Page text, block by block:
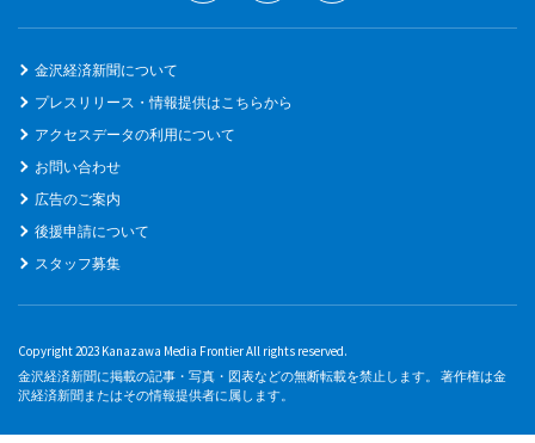
金沢経済新聞について
プレスリリース・情報提供はこちらから
アクセスデータの利用について
お問い合わせ
広告のご案内
後援申請について
スタッフ募集
Copyright 2023 Kanazawa Media Frontier All rights reserved.
金沢経済新聞に掲載の記事・写真・図表などの無断転載を禁止します。 著作権は金
沢経済新聞またはその情報提供者に属します。